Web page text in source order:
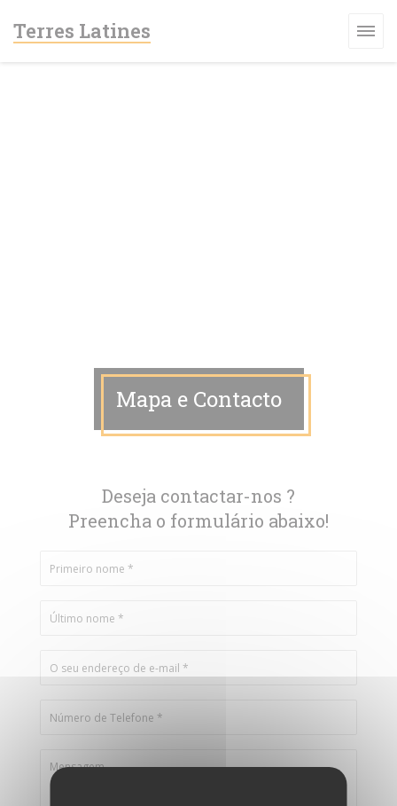
Terres Latines
Mapa e Contacto
Deseja contactar-nos ?
Preencha o formulário abaixo!